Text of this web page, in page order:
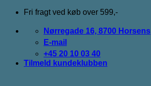
Fortsæt
indhold
Fri fragt ved køb over 599,-
Nørregade 16, 8700 Horsens
E-mail
+45 20 10 03 40
Tilmeld kundeklubben